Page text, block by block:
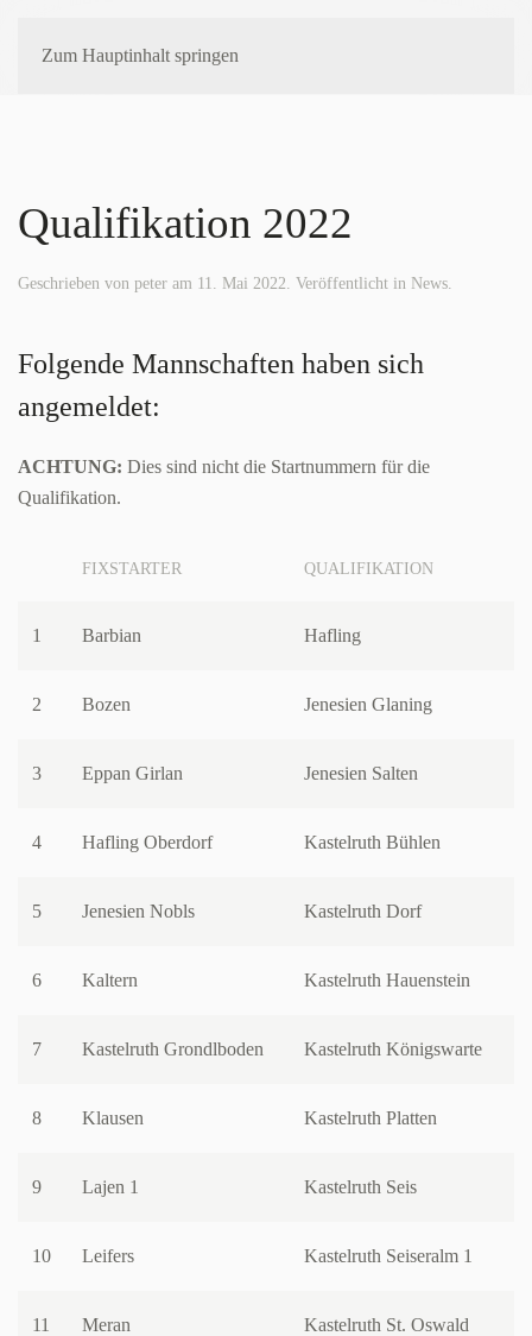
Zum Hauptinhalt springen
Qualifikation 2022
Geschrieben von peter am 11. Mai 2022. Veröffentlicht in News.
Folgende Mannschaften haben sich
angemeldet:
ACHTUNG: Dies sind nicht die Startnummern für die
Qualifikation.
FIXSTARTER QUALIFIKATION
1 Barbian Hafling
2 Bozen Jenesien Glaning
3 Eppan Girlan Jenesien Salten
4 Hafling Oberdorf Kastelruth Bühlen
5 Jenesien Nobls Kastelruth Dorf
6 Kaltern Kastelruth Hauenstein
7 Kastelruth Grondlboden Kastelruth Königswarte
8 Klausen Kastelruth Platten
9 Lajen 1 Kastelruth Seis
10 Leifers Kastelruth Seiseralm 1
11 Meran Kastelruth St. Oswald